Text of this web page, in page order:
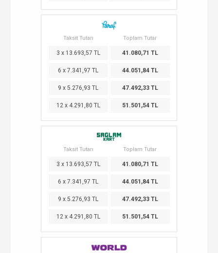
Taksit Tutarı Toplam Tutar
3 x 13.693,57 TL 41.080,71 TL
6 x 7.341,97 TL 44.051,84 TL
9 x 5.276,93 TL 47.492,33 TL
12 x 4.291,80 TL 51.501,54 TL
Taksit Tutarı Toplam Tutar
3 x 13.693,57 TL 41.080,71 TL
6 x 7.341,97 TL 44.051,84 TL
9 x 5.276,93 TL 47.492,33 TL
12 x 4.291,80 TL 51.501,54 TL